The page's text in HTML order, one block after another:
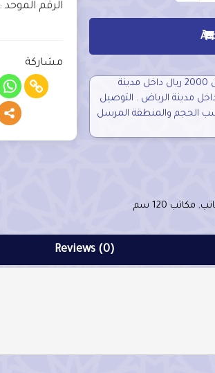
توصيل مجاني على طلبات أكثر من 2000 ريال داخل مدينة
توصيل 150 ريال داخل مدينة الرياض . التوصيل
الحجم والمنطقة المرسل
, مكاتب 120 سم
الرقم الموحد : 920008870
مشاركة
Reviews (0)